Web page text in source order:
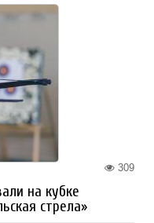
309
на кубке
стрела»